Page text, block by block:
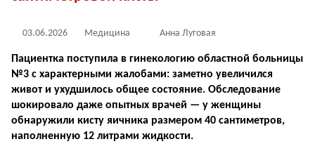
03.06.2026 Медицина Анна Луговая
Пациентка поступила в гинекологию областной больницы
№3 с характерными жалобами: заметно увеличился
живот и ухудшилось общее состояние. Обследование
шокировало даже опытных врачей — у женщины
обнаружили кисту яичника размером 40 сантиметров,
наполненную 12 литрами жидкости.